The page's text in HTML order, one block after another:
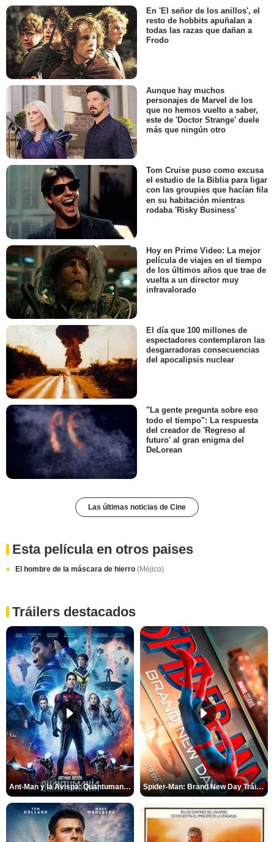
En 'El señor de los anillos', el
resto de hobbits apuñalan a
todas las razas que dañan a
Frodo
Aunque hay muchos
personajes de Marvel de los
que no hemos vuelto a saber,
este de 'Doctor Strange' duele
más que ningún otro
Tom Cruise puso como excusa
el estudio de la Biblia para ligar
con las groupies que hacían fila
en su habitación mientras
rodaba 'Risky Business'
Hoy en Prime Video: La mejor
película de viajes en el tiempo
de los últimos años que trae de
vuelta a un director muy
infravalorado
El día que 100 millones de
espectadores contemplaron las
desgarradoras consecuencias
del apocalipsis nuclear
"La gente pregunta sobre eso
todo el tiempo": La respuesta
del creador de 'Regreso al
futuro' al gran enigma del
DeLorean
Las últimas noticias de Cine
Esta película en otros paises
El hombre de la máscara de hierro (Méjico)
Tráilers destacados
Ant-Man y la Avispa: Quantumanía Tráiler (2) Spider-Man: Brand New Day Tráiler (3)